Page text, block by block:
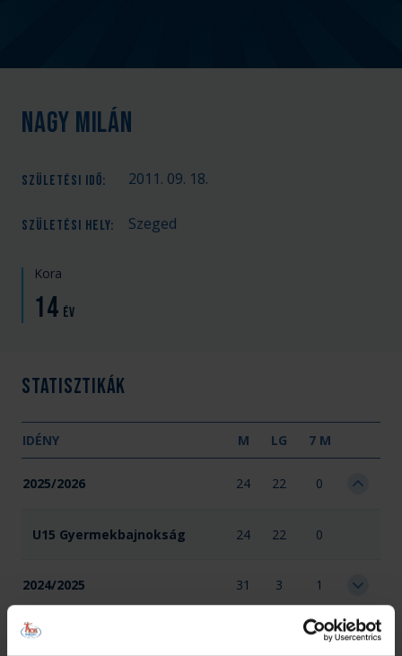
Nagy Milán
SZÜLETÉSI IDŐ: 2011. 09. 18.
SZÜLETÉSI HELY: Szeged
Kora
14 év
Statisztikák
IDÉNY M LG 7 M
2025/2026 24 22 0
U15 Gyermekbajnokság 24 22 0
2024/2025 31 3 1
2023/2024 0